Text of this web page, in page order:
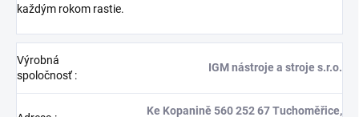
každým rokom rastie.
Výrobná
spoločnosť:
IGM nástroje a stroje s.r.o.
Ke Kopanině 560 252 67 Tuchoměřice,